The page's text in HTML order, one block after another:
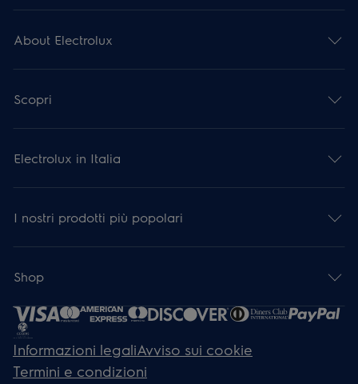
About Electrolux
Scopri
Electrolux in Italia
I nostri prodotti più popolari
Shop
Informazioni legaliAvviso sui cookie
Termini e condizioni